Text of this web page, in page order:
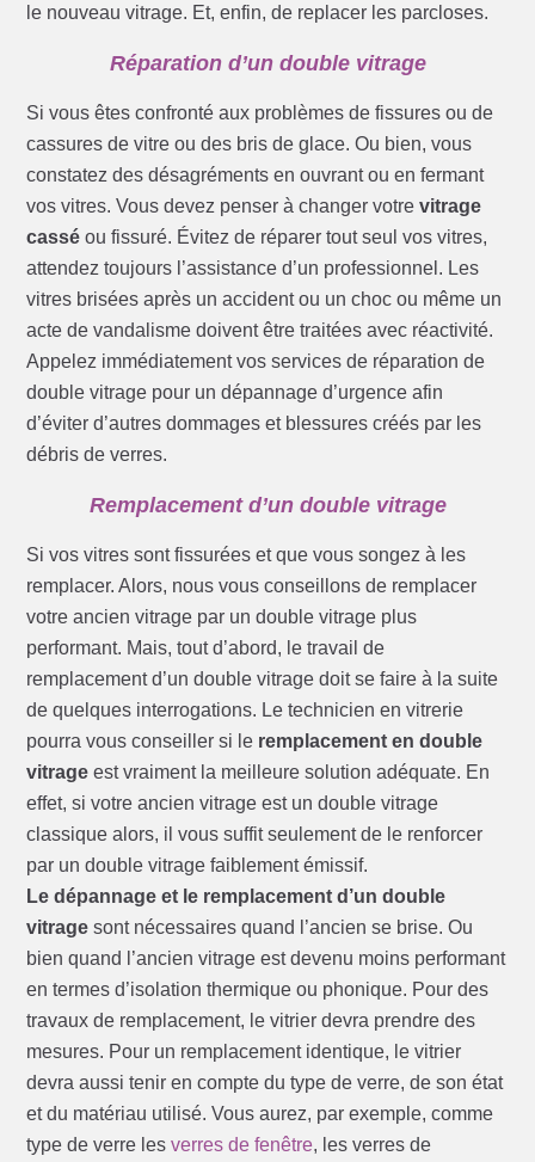
le nouveau vitrage. Et, enfin, de replacer les parcloses.
Réparation d’un double vitrage
Si vous êtes confronté aux problèmes de fissures ou de
cassures de vitre ou des bris de glace. Ou bien, vous
constatez des désagréments en ouvrant ou en fermant
vos vitres. Vous devez penser à changer votrevitrage
cassé ou fissuré. Évitez de réparer tout seul vos vitres,
attendez toujours l’assistance d’un professionnel. Les
vitres brisées après un accident ou un choc ou même un
acte de vandalisme doivent être traitées avec réactivité.
Appelez immédiatement vos services de réparation de
double vitrage pour un dépannage d’urgence afin
d’éviter d’autres dommages et blessures créés par les
débris de verres.
Remplacement d’un double vitrage
Si vos vitres sont fissurées et que vous songez à les
remplacer. Alors, nous vous conseillons de remplacer
votre ancien vitrage par un double vitrage plus
performant. Mais, tout d’abord, le travail de
remplacement d’un double vitrage doit se faire à la suite
de quelques interrogations. Le technicien en vitrerie
pourra vous conseiller si le remplacement en double
vitrage est vraiment la meilleure solution adéquate. En
effet, si votre ancien vitrage est un double vitrage
classique alors, il vous suffit seulement de le renforcer
par un double vitrage faiblement émissif.
Le dépannage et le remplacement d’un double
vitrage sont nécessaires quand l’ancien se brise. Ou
bien quand l’ancien vitrage est devenu moins performant
en termes d’isolation thermique ou phonique. Pour des
travaux de remplacement, le vitrier devra prendre des
mesures. Pour un remplacement identique, le vitrier
devra aussi tenir en compte du type de verre, de son état
et du matériau utilisé. Vous aurez, par exemple, comme
type de verre lesverres de fenêtre, les verres de